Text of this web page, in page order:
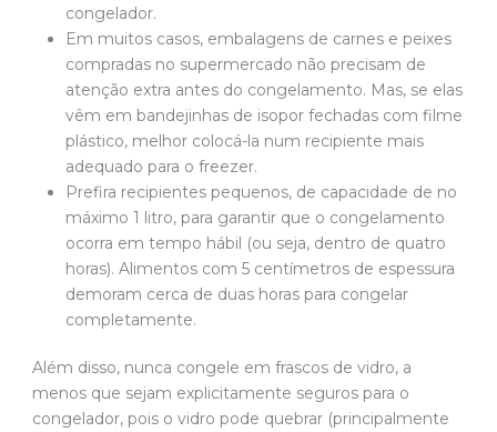
congelador.
Em muitos casos, embalagens de carnes e peixes
compradas no supermercado não precisam de
atenção extra antes do congelamento. Mas, se elas
vêm em bandejinhas de isopor fechadas com filme
plástico, melhor colocá-la num recipiente mais
adequado para o freezer.
Prefira recipientes pequenos, de capacidade de no
máximo 1 litro, para garantir que o congelamento
ocorra em tempo hábil (ou seja, dentro de quatro
horas). Alimentos com 5 centímetros de espessura
demoram cerca de duas horas para congelar
completamente.
Além disso, nunca congele em frascos de vidro, a
menos que sejam explicitamente seguros para o
congelador, pois o vidro pode quebrar (principalmente